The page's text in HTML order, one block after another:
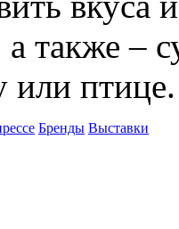
а также –
или птице.
Бренды Выставки